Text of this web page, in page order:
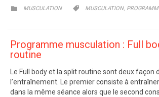
 CATEGORY
MUSCULATION  CATEGORY
MUSCULATION,
Programme musculation : Full
routine
Le Full body et la split routine sont deux façon
l’entraînement. Le premier consiste à
dans la même séance alors que le second